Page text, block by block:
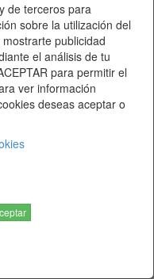
de terceros para
sobre la utilización del
publicidad
el análisis de tu
para permitir el
ver información
deseas aceptar o